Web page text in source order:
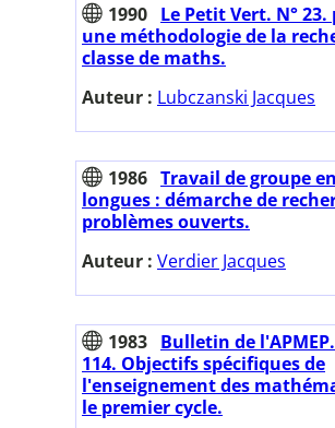
1990 Le Petit Vert. N° 23.
une méthodologie de la
classe de maths.
Auteur : Lubczanski Jacques
1986 Travail de groupe
longues : démarche de
problèmes ouverts.
Auteur : Verdier Jacques
1983 Bulletin de
114. Objectifs spécifiques de
l'enseignement des
le premier cycle.